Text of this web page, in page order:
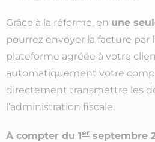
Grâce à la réforme, en une
pourrez envoyer la facture par
plateforme agréée à votre
automatiquement votre
directement transmettre les
l’administration fiscale.
À compter du 1er septembre